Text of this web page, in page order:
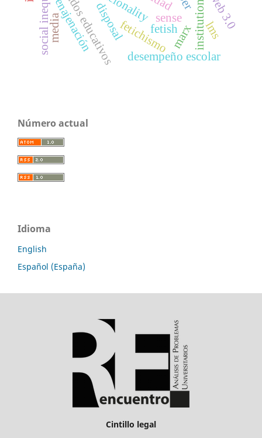
fetichismo
desempeño escolar
institutions
fetish
disposal
enajenación marx
media lmsweb 3.0
sense
Número actual
Idioma
English
Español (España)
Cintillo legal